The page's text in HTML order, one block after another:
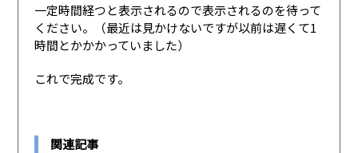
一定時間経つと表示されるので表示されるのを待って
ください。（最近は見かけないですが以前は遅くて1
時間とかかかっていました）
これで完成です。
関連記事